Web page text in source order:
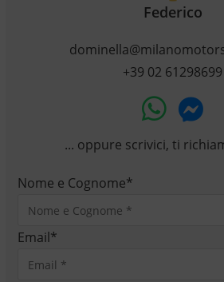
Federico
+39 02 61298699
... oppure scrivici, ti
Nome e Cognome*
Email*